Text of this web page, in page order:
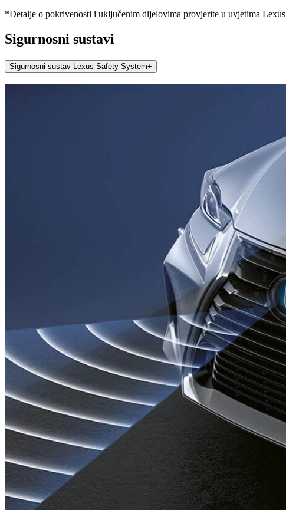
*Detalje o pokrivenosti i uključenim dijelovima provjerite u uvjetima
Sigurnosni sustavi
Sigurnosni sustav Lexus Safety System+